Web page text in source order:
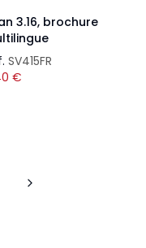
3.16, brochure
SV415FR
€